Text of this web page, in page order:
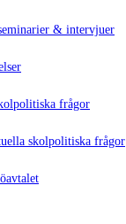
& intervjuer
frågor
skolpolitiska frågor